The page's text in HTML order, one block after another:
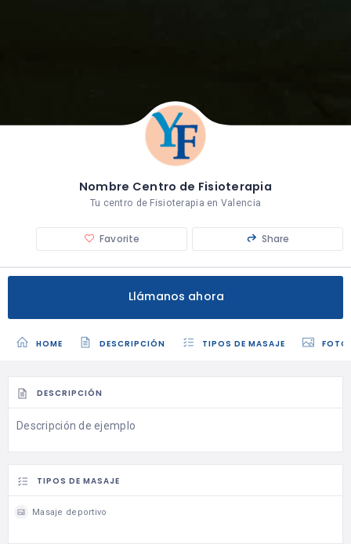
Nombre Centro de Fisioterapia
Tu centro de Fisioterapia en Valencia
Favorite Share
Llámanos ahora
HOME DESCRIPCIÓN TIPOS DE MASAJE
DESCRIPCIÓN
Descripción de ejemplo
TIPOS DE MASAJE
Masaje deportivo